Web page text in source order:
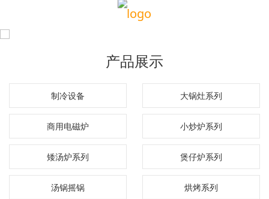
产品展示
制冷设备 大锅灶系列
商用电磁炉 小炒炉系列
矮汤炉系列 煲仔炉系列
汤锅摇锅 烘烤系列